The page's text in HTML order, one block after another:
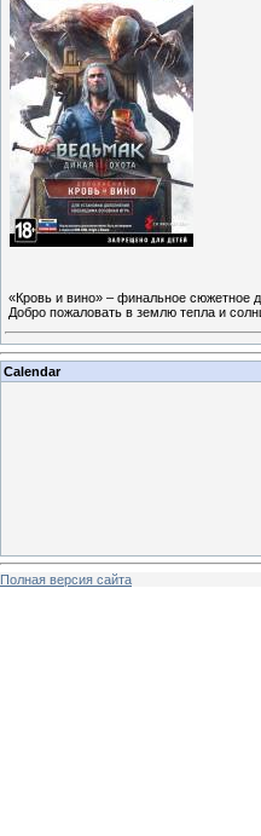
«Кровь и вино» – финальное сюжетное
Добро пожаловать в землю тепла и
Calendar
Полная версия сайта